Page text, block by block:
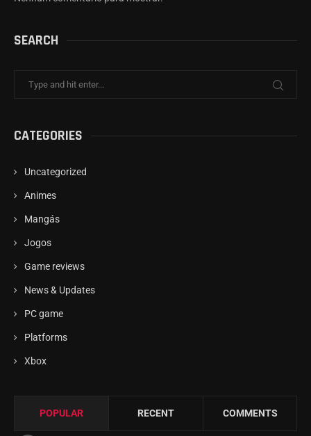
SEARCH
CATEGORIES
Uncategorized
Animes
Mangás
Jogos
Game reviews
News & Updates
PC game
Platforms
Xbox
POPULAR RECENT COMMENTS